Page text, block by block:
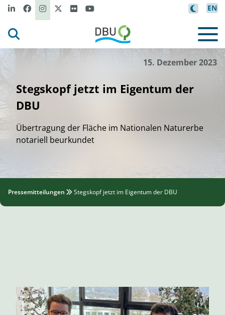
EN
©
Chr
isto
f Hast
/Bundes
15. Dezember 2023
Stegskopf jetzt im Eigentum der
DBU
Übertragung der Fläche im Nationalen Naturerbe
notariell beurkundet
Pressemitteilungen Stegskopf jetzt im Eigentum der DBU